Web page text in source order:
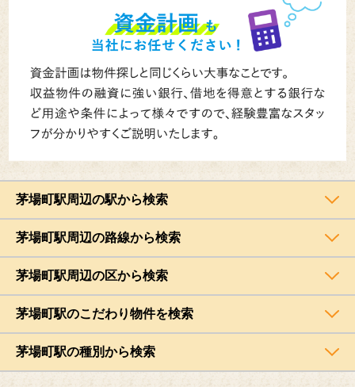
茅場町駅周辺の駅から検索
茅場町駅周辺の路線から検索
茅場町駅周辺の区から検索
茅場町駅のこだわり物件を検索
茅場町駅の種別から検索